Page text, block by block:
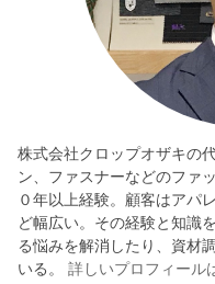
株式会社クロップオザキの
ン、ファスナーなどのファ
０年以上経験。顧客はアパ
ど幅広い。その経験と知識
る悩みを解消したり、資材
いる。詳しいプロフィール